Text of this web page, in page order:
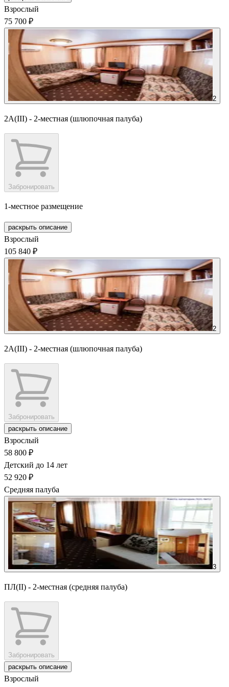
Взрослый
75 700 ₽
2
2А(III) - 2-местная (шлюпочная палуба)
Забронировать
1-местное размещение
раскрыть описание
Взрослый
105 840 ₽
2
2А(III) - 2-местная (шлюпочная палуба)
Забронировать
раскрыть описание
Взрослый
58 800 ₽
Детский до 14 лет
52 920 ₽
Средняя палуба
3
ПЛ(II) - 2-местная (средняя палуба)
Забронировать
раскрыть описание
Взрослый